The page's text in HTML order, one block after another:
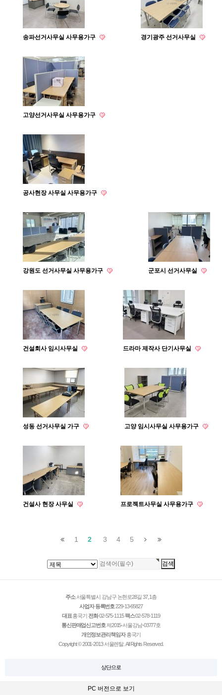
송파선거사무실 사무용가구 경기광주 선거사무실
고양선거사무실 사무용가구
공사현장 사무실 사무용가구
강원도 선거사무실 사무용가구 군포시 선거사무실
건설회사 임시사무실 드라마 제작사 단기사무실
성동 선거사무실 가구 고양 임시사무실 사무용가구
건설사 현장 사무실 프로젝트사무실 사무용가구
1 2 3 4 5
주소서울특별시 강남구 논현로28길 37, 1층
사업자 등록번호229-13-65827
대표홍국기 전화02-575-1115팩스02-578-1119
통신판매업신고번호제2015-서울강남-03777호
개인정보관리책임자홍국기
Copyright © 2001-2013 서울렌탈. All Rights Reserved.
상단으로
PC 버전으로 보기